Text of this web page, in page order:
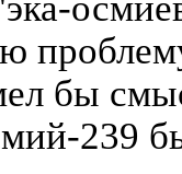
бы
239